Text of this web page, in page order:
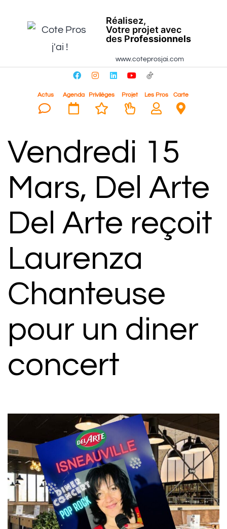
Réalisez,
Votre projet avec
des Professionnels
www.coteprosjai.com
Actus Agenda Privilèges Projet Les Pros Carte
Vendredi 15
Mars, Del Arte
Del Arte reçoit
Laurenza
Chanteuse
pour un diner
concert